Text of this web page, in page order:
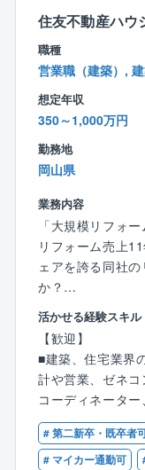
現場の判断を優
ており、多くの社
うように仕事がで
○お子さまの人数
家賃補助、住宅手
つ。
○大企業らしから
制を併せ持った、
【同ポジション
■ご経験を活かし
年間休日129日、
間、フレックス制
がら業務に取り組
で長期的就業が可
■安定基盤で安心
業界トップの管理
オリックスグループ
【事業基盤】
株式会社大京の
（サーパスマン
持管理業を全国で
績を着実に伸ばし
【事業概要】
グループで展開
め、分譲マンショ
してマンションに
り、資産価値を維
す。
住友不動産ハウ
職種
営業職（建築）,
想定年収
350～1,000万円
勤務地
岡山県
業務内容
「大規模リフォ
リフォーム売上
ェアを誇る同社
か？
⼀棟まるごとの⼤
設計、施⼯管理
■具体的な業務：
お問合せ→現地
額提示→契約→工
流れを対応します
活かせる経験スキル
【歓迎】
■建築、住宅業界
計や営業、ゼネ
コーディネータ
（営業経験はなく
多数活躍いただ
■不動産業界のご
# 第二新卒・既卒者
# マイカー通勤可